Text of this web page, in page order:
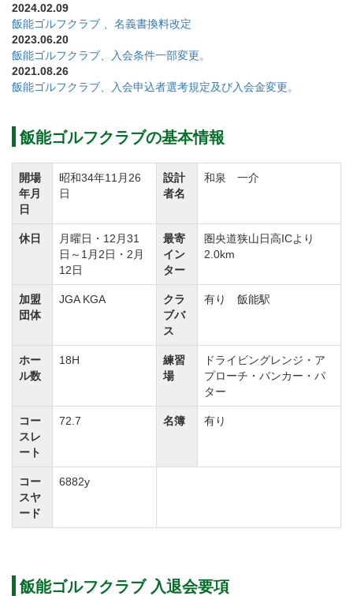
【変更後】推薦人は、同クラブ正会員で在籍3年以上及
び直近2年間のクラブ来場回数が10回以上の方1名とす
る。
推薦人は、原則として入会申込者と面談及び同クラブ
ついて確認し、これを保証するものとする。
令和６年４月１日以降の受付分より
名義書換料
【改定前】正会員：２，７５０．０００円（税込）
【改定後】正会員：３，３００．０００円（税込）
◆周辺ゴルフ場
「飯能くすの樹カントリー倶楽部」「東都飯能カント
リー倶楽部
飯能グリーンカントリークラブ
高カントリークラブ」
圏央道「狭山日高IC」より2.0km
西武池袋線「飯能駅」下車、北口ロータリー側より、
クラブバスあり。
飯能ゴルフクラブのゴルフラウンドレポートがござい
2024.02.09
飯能ゴルフクラブ 、名義書換料改定
2023.06.20
飯能ゴルフクラブ、入会条件一部変更。
2021.08.26
飯能ゴルフクラブ、入会申込者選考規定及び入会金変更。
飯能ゴルフクラブの基本情報
開場
年月
日
昭和34年11月26
日
設計
者名
和泉 一介
休日
月曜日・12月31
日～1月2日・2月
12日
最寄
イン
ター
圏央道狭山日高ICより
2.0km
加盟
団体
JGA KGA
クラ
ブバ
ス
有り 飯能駅
ホー
ル数
18H
練習
場
ドライビングレンジ・ア
プローチ・バンカー・パ
ター
コー
スレ
ート
72.7 名簿 有り
コー
スヤ
ード
6882y
飯能ゴルフクラブ 入退会要項